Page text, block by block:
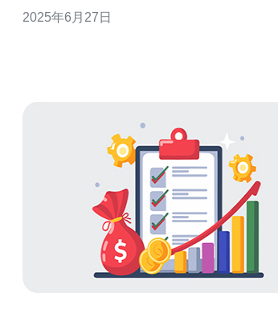
具有许多优势和特点。 CN2 IP服务采用了最先进的技
2025年6月27日